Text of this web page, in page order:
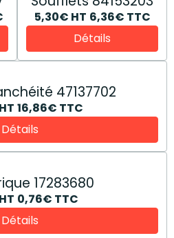
5,30€ HT 6,36€ TTC
Détails
47137702
HT 16,86€ TTC
Détails
17283680
HT 0,76€ TTC
Détails